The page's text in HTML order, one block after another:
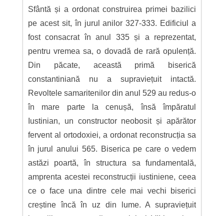
Sfântă și a ordonat construirea primei bazilici
pe acest sit, în jurul anilor 327-333. Edificiul a
fost consacrat în anul 335 și a reprezentat,
pentru vremea sa, o dovadă de rară opulență.
Din păcate, această primă biserică
constantiniană nu a supraviețuit intactă.
Revoltele samaritenilor din anul 529 au redus-o
în mare parte la cenușă, însă împăratul
Iustinian, un constructor neobosit și apărător
fervent al ortodoxiei, a ordonat reconstrucția sa
în jurul anului 565. Biserica pe care o vedem
astăzi poartă, în structura sa fundamentală,
amprenta acestei reconstrucții iustiniene, ceea
ce o face una dintre cele mai vechi biserici
creștine încă în uz din lume. A supraviețuit